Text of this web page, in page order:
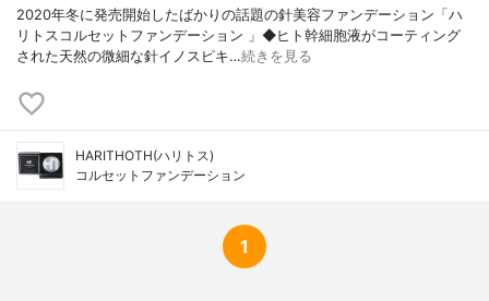
2020年冬に発売開始したばかりの話題の針美容ファンデーション「ハ
リトスコルセットファンデーション 」◆ヒト幹細胞液がコーティング
された天然の微細な針イノスピキ…続きを見る
HARITHOTH(ハリトス)
コルセットファンデーション
1